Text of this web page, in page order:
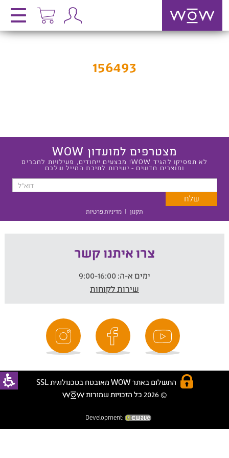
156493
מצטרפים למועדון WOW
לא תפסיקו להגיד WOW! מבצעים ייחודים, פעילויות לחברים
ומוצרים חדשים - ישירות לתיבת המייל שלכם
תקנון | מדיניות פרטיות
צרו איתנו קשר
ימים א-ה:
שירות לקוחות
התשלום באתר WOW מאובטח בטכנולוגית SSL
© 2026 כל הזכויות שמורות
Development: